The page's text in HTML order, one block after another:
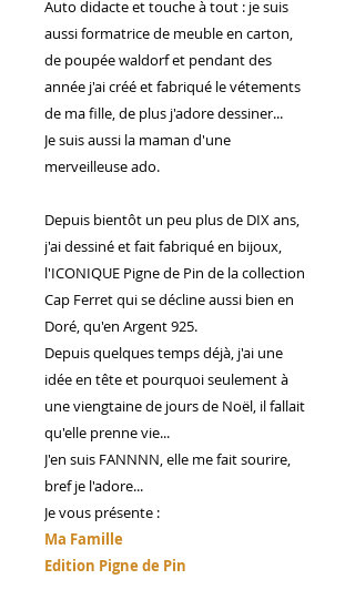
Auto didacte et touche à tout : je suis
aussi formatrice de meuble en carton,
de poupée waldorf et pendant des
année j'ai créé et fabriqué le vétements
de ma fille, de plus j'adore dessiner...
Je suis aussi la maman d'une
merveilleuse ado.
Depuis bientôt un peu plus de DIX ans,
j'ai dessiné et fait fabriqué en bijoux,
l'ICONIQUE Pigne de Pin de la collection
Cap Ferret qui se décline aussi bien en
Doré, qu'en Argent 925.
Depuis quelques temps déjà, j'ai une
idée en tête et pourquoi seulement à
une viengtaine de jours de Noël, il fallait
qu'elle prenne vie...
J'en suis FANNNN, elle me fait sourire,
bref je l'adore...
Je vous présente :
Ma Famille
Edition Pigne de Pin